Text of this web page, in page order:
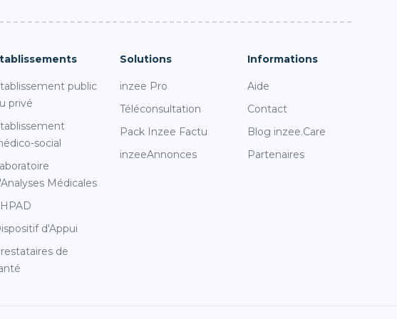
avec les réglementations. Personnalisez vos préférences pour
public
privé
social
Médicales
d'Appui
de
Solutions
inzee Pro
Téléconsultation
Pack Inzee Factu
inzeeAnnonces
Informations
Aide
Contact
Blog inzee.Care
Partenaires